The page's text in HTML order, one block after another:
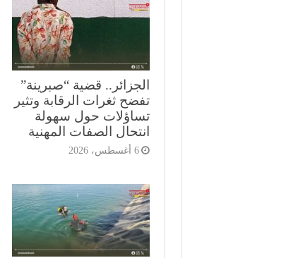
الجزائر.. قضية “صبرينة”
تفضح ثغرات الرقابة وتثير
تساؤلات حول سهولة
انتحال الصفات المهنية
6 أغسطس، 2026